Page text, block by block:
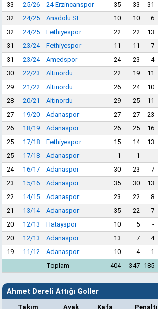
33
25/26 24 Erzincanspor 35 33 31
32
24/25 Anadolu SF 10 10 6
32
24/25 Fethiyespor 22 22 13
31
23/24 Fethiyespor 11 11 7
31
23/24 Amedspor 24 23 4
30
22/23 Altınordu 22 19 11
29
21/22 Altınordu 26 24 10
28
20/21 Altınordu 29 25 11
27
19/20 Adanaspor 27 27 23
26
18/19 Adanaspor 26 25 16
25
17/18 Fethiyespor 15 14 13
25
17/18 Adanaspor 1 1 -
24
16/17 Adanaspor 30 23 7
23
15/16 Adanaspor 35 30 13
22
14/15 Adanaspor 23 22 8
21
13/14 Adanaspor 35 22 7
20
12/13 Hatayspor 10 5 -
20
12/13 Adanaspor 13 7 4
19
11/12 Adanaspor 10 4 1
Toplam
404 347 185
Ahmet Dereli Attığı Goller
Takım Ayak Kafa Penaltı